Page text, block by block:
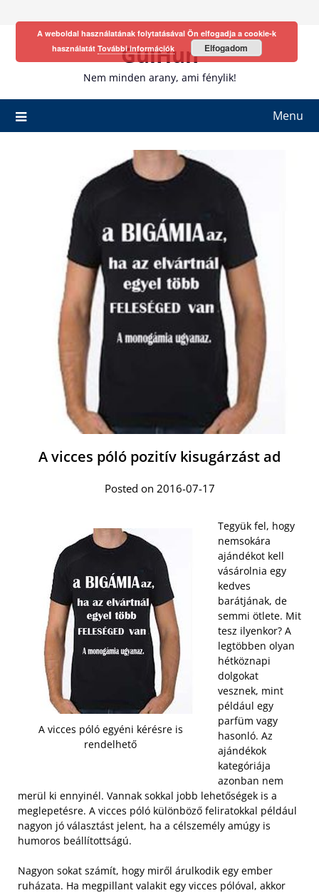
GulHun
Nem minden arany, ami fénylik!
Menu
A vicces póló pozitív kisugárzást ad
Posted on 2016-07-17
A vicces póló egyéni kérésre is
rendelhető
Tegyük fel, hogy
nemsokára
ajándékot kell
vásárolnia egy
kedves
barátjának, de
semmi ötlete. Mit
tesz ilyenkor? A
legtöbben olyan
hétköznapi
dolgokat
vesznek, mint
például egy
parfüm vagy
hasonló. Az
ajándékok
kategóriája
azonban nem
merül ki ennyinél. Vannak sokkal jobb lehetőségek is a
meglepetésre. A vicces póló különböző feliratokkal például
nagyon jó választást jelent, ha a célszemély amúgy is
humoros beállítottságú.
Nagyon sokat számít, hogy miről árulkodik egy ember
ruházata. Ha megpillant valakit egy vicces pólóval, akkor
A weboldal használatának folytatásával Ön elfogadja a cookie-k
használatát További információk Elfogadom